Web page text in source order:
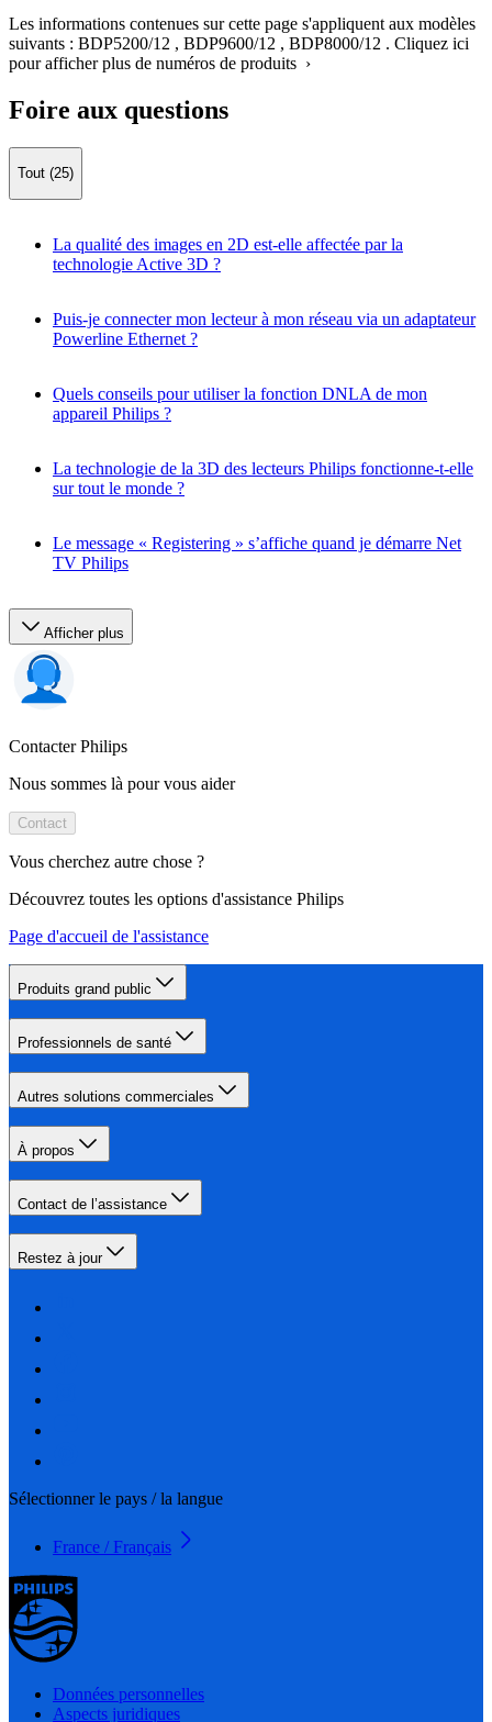
Les informations contenues sur cette page s'appliquent aux modèles
suivants : BDP5200/12 , BDP9600/12 , BDP8000/12 . Cliquez ici
pour afficher plus de numéros de produits ›
Foire aux questions
Tout (25)
La qualité des images en 2D est-elle affectée par la
technologie Active 3D ?
Puis-je connecter mon lecteur à mon réseau via un adaptateur
Powerline Ethernet ?
Quels conseils pour utiliser la fonction DNLA de mon
appareil Philips ?
La technologie de la 3D des lecteurs Philips fonctionne-t-elle
sur tout le monde ?
Le message « Registering » s’affiche quand je démarre Net
TV Philips
Afficher plus
Contacter Philips
Nous sommes là pour vous aider
Contact
Vous cherchez autre chose ?
Découvrez toutes les options d'assistance Philips
Page d'accueil de l'assistance
Produits grand public
Professionnels de santé
Autres solutions commerciales
À propos
Contact de l’assistance
Restez à jour
Sélectionner le pays / la langue
France / Français
Données personnelles
Aspects juridiques